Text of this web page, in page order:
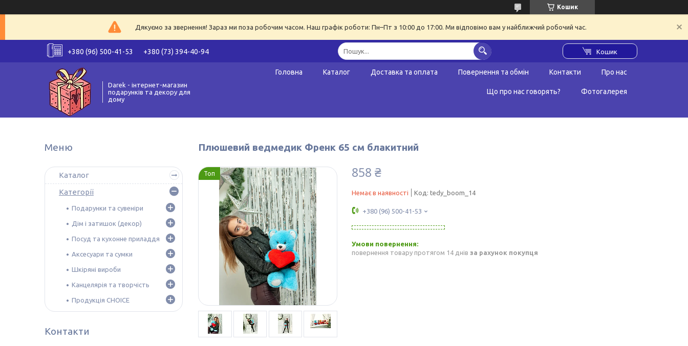
Кошик
Дякуємо за звернення! Зараз ми поза робочим часом. Наш графік роботи: Пн–Пт з 10:00 до 17:00. Ми відповімо вам у найближчий робочий час.
+380 (96) 500-41-53 +380 (73) 394-40-94 Кошик
Darek - інтернет-магазин
подарунків та декору для
дому
Головна Каталог Доставка та оплата Повернення та обмін Контакти Про нас
Що про нас говорять? Фотогалерея
Плюшевий ведмедик Френк 65 см блакитний
Топ 858 ₴
Немає в наявності Код: tedy_boom_14
+380 (96) 500-41-53
повернення товару протягом 14 днів за рахунок покупця
Каталог
Категорії
Подарунки та сувеніри
Дім і затишок (декор)
Посуд та кухонне приладдя
Аксесуари та сумки
Шкіряні вироби
Канцелярія та творчість
Продукція CHOICE
Контакти